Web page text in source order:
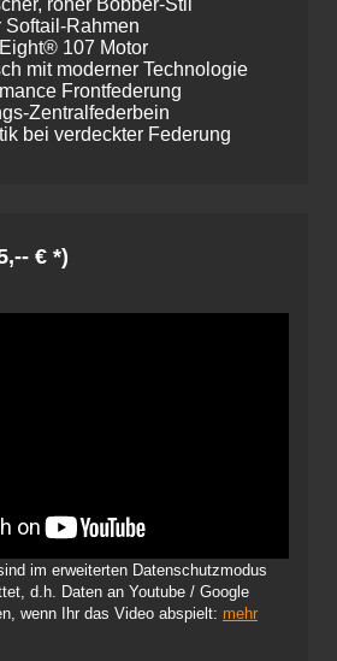
Softail-Rahmen
107 Motor
mit moderner Technologie
Frontfederung
Zentralfederbein
bei verdeckter Federung
€ *)
im erweiterten Datenschutzmodus
d.h. Daten an Youtube / Google
wenn Ihr das Video abspielt: mehr